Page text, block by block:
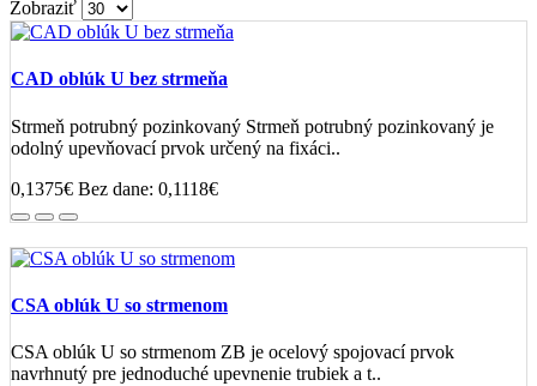
Zobraziť
CAD oblúk U bez strmeňa
Strmeň potrubný pozinkovaný Strmeň potrubný pozinkovaný je
odolný upevňovací prvok určený na fixáci..
0,1375€ Bez dane: 0,1118€
CSA oblúk U so strmenom
CSA oblúk U so strmenom ZB je ocelový spojovací prvok
navrhnutý pre jednoduché upevnenie trubiek a t..